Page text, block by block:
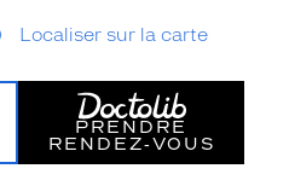
Localiser sur la carte
PRENDRE
RENDEZ‑VOUS